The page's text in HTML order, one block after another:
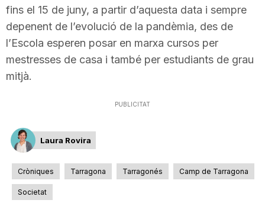
n
a
fins el 15 de juny, a partir d’aquesta data i sempre
depenent de l’evolució de la pandèmia, des de
l’Escola esperen posar en marxa cursos per
mestresses de casa i també per estudiants de grau
mitjà.
PUBLICITAT
Laura Rovira
Cròniques Tarragona Tarragonés Camp de Tarragona
Societat